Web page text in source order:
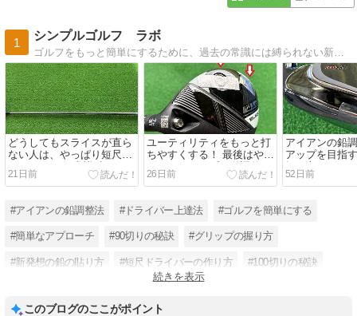
1
シンプルゴルフ ラボ
どうしてもスライスが直ら
ない人は、やっぱり短尺ド
ライバー！！ 常識破りのセ
ッティングを紹介！
21日前
ユーティリティをもっと打
ちやすくする！ 最後はやっ
ぱり鉛のテープで微調整！
26日前
アイアンの鉛
アップを目指
振り方にピッ
る調整法を紹
52日前
#アイアンの鉛調整法 #ドライバー上達法 #ゴルフを簡単にする
#簡単なアプローチ #90切りの秘訣 #グリップの握り方
#新発想の鉛の貼り方 #短尺ドライバーの作り方 #100切りの秘訣
続きを表示
このブログのここがポイント